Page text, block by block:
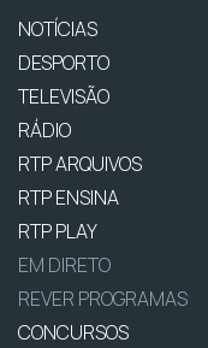
NOTÍCIAS
DESPORTO
TELEVISÃO
RÁDIO
RTP ARQUIVOS
RTP ENSINA
RTP PLAY
EM DIRETO
REVER PROGRAMAS
CONCURSOS